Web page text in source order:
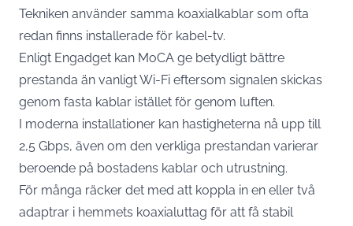
Tekniken använder samma koaxialkablar som ofta
redan finns installerade för kabel-tv.
Enligt Engadget kan MoCA ge betydligt bättre
prestanda än vanligt Wi-Fi eftersom signalen skickas
genom fasta kablar istället för genom luften.
I moderna installationer kan hastigheterna nå upp till
2,5 Gbps, även om den verkliga prestandan varierar
beroende på bostadens kablar och utrustning.
För många räcker det med att koppla in en eller två
adaptrar i hemmets koaxialuttag för att få stabil